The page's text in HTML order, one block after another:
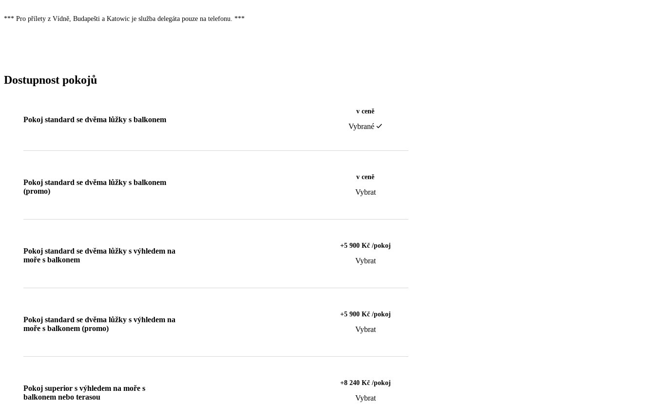
*** Pro přílety z Vídně, Budapešti a Katowic je služba delegáta pouze na telefonu. ***
Dostupnost pokojů
Pokoj standard se dvěma lůžky s balkonem
v ceně
Vybrané
Pokoj standard se dvěma lůžky s balkonem
(promo)
v ceně
Vybrat
Pokoj standard se dvěma lůžky s výhledem na
moře s balkonem
+5 900 Kč /pokoj
Vybrat
Pokoj standard se dvěma lůžky s výhledem na
moře s balkonem (promo)
+5 900 Kč /pokoj
Vybrat
Pokoj superior s výhledem na moře s
balkonem nebo terasou
+8 240 Kč /pokoj
Vybrat